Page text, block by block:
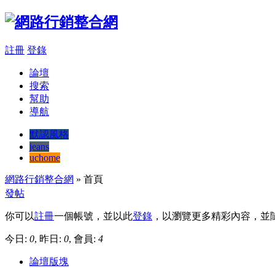
註冊 登錄
論壇
搜索
幫助
導航
默認風格
jeans
uchome
網路行銷整合網 » 首頁
發帖
你可以註冊一個帳號，並以此登錄 ，以瀏覽更多精彩內容，
今日: 0, 昨日: 0, 會員: 4
論壇版塊